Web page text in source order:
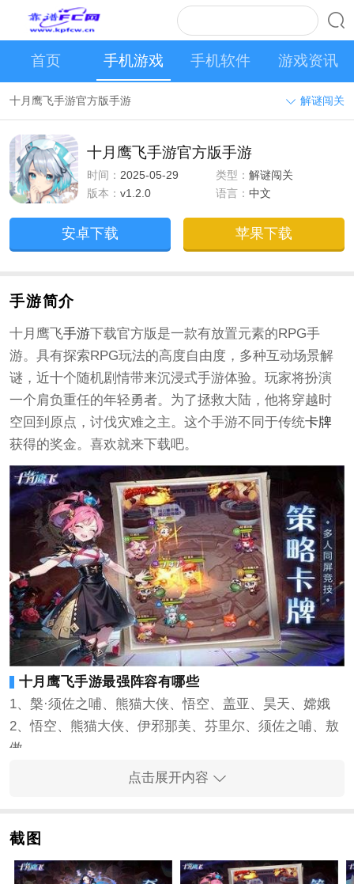
首页 手机游戏 手机软件 游戏资讯
十月鹰飞手游官方版手游 解谜闯关
十月鹰飞手游官方版手游
时间： 2025-05-29 类型：解谜闯关
版本：v1.2.0 语言：中文
安卓下载 苹果下载
手游简介
十月鹰飞手游下载官方版是一款有放置元素的RPG手
游。具有探索RPG玩法的高度自由度，多种互动场景解
谜，近十个随机剧情带来沉浸式手游体验。玩家将扮演
一个肩负重任的年轻勇者。为了拯救大陆，他将穿越时
空回到原点，讨伐灾难之主。这个手游不同于传统卡牌
获得的奖金。喜欢就来下载吧。
十月鹰飞手游最强阵容有哪些
1、槃·须佐之哺、熊猫大侠、悟空、盖亚、昊天、嫦娥
2、悟空、熊猫大侠、伊邪那美、芬里尔、须佐之哺、敖
傲
3、小阎王+昊天+伊邪那美+魔尼子+嫦娥
1、每打败一次怪物，装备和黄金都会掉落，每一次付出
都会有回报。
点击展开内容
截图